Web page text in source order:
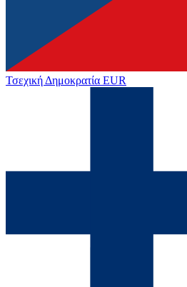
Τσεχική Δημοκρατία EUR